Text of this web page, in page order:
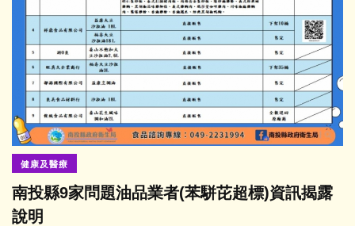
健康及醫療
南投縣9家問題油品業者(苯駢芘超標)資訊揭露
說明